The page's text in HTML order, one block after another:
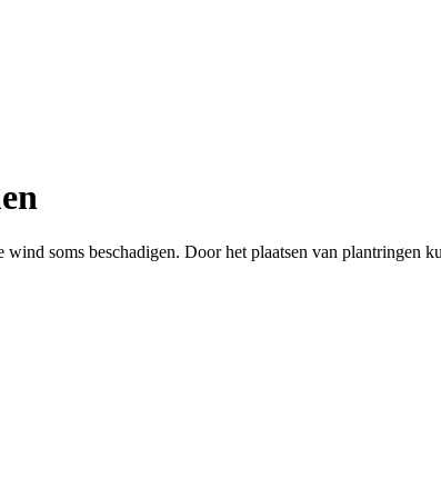
wind soms beschadigen. Door het plaatsen van plantringen